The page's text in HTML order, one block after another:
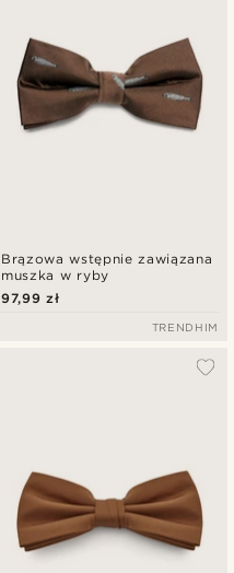
Brązowa wstępnie zawiązana
muszka w ryby
97,99 zł
TRENDHIM